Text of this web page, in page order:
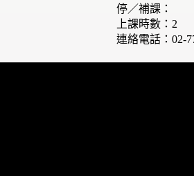
停／補課：
上課時數：2
連絡電話：02-